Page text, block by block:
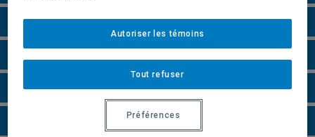
Cours à suivre et horaires
Champs de recherche
Remarques et règlements
Tout refuser
Autoriser les témoins
Préférences